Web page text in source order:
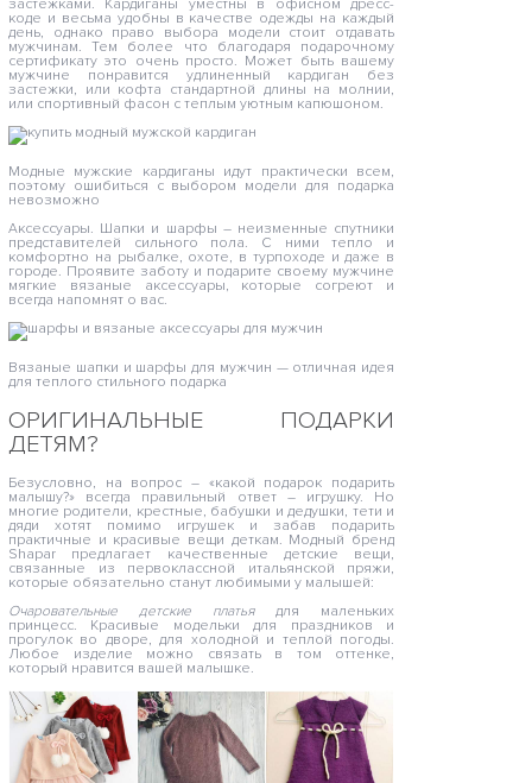
застежками. Кардиганы уместны в офисном дресс-
коде и весьма удобны в качестве одежды на каждый
день, однако право выбора модели стоит отдавать
мужчинам. Тем более что благодаря подарочному
сертификату это очень просто. Может быть вашему
мужчине понравится удлиненный кардиган без
застежки, или кофта стандартной длины на молнии,
или спортивный фасон с теплым уютным капюшоном.
Модные мужские кардиганы идут практически всем,
поэтому ошибиться с выбором модели для подарка
невозможно
Аксессуары. Шапки и шарфы – неизменные спутники
представителей сильного пола. С ними тепло и
комфортно на рыбалке, охоте, в турпоходе и даже в
городе. Проявите заботу и подарите своему мужчине
мягкие вязаные аксессуары, которые согреют и
всегда напомнят о вас.
Вязаные шапки и шарфы для мужчин — отличная идея
для теплого стильного подарка
ОРИГИНАЛЬНЫЕ ПОДАРКИ
ДЕТЯМ?
Безусловно, на вопрос – «какой подарок подарить
малышу?» всегда правильный ответ – игрушку. Но
многие родители, крестные, бабушки и дедушки, тети и
дяди хотят помимо игрушек и забав подарить
практичные и красивые вещи деткам. Модный бренд
Shapar предлагает качественные детские вещи,
связанные из первоклассной итальянской пряжи,
которые обязательно станут любимыми у малышей:
Очаровательные детские платьядля маленьких
принцесс. Красивые модельки для праздников и
прогулок во дворе, для холодной и теплой погоды.
Любое изделие можно связать в том оттенке,
который нравится вашей малышке.